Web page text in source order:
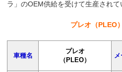
ラ」のOEM供給を受けて生産されて
プレオ（PLEO
車種名
プレオ
（PLEO）